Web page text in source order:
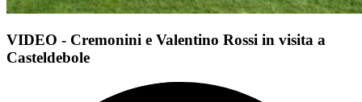
VIDEO - Cremonini e Valentino Rossi in visita a
Casteldebole